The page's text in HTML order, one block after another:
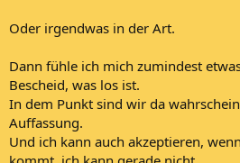
Oder irgendwas in der Art.
Dann fühle ich mich zumindest
Bescheid, was los ist.
In dem Punkt sind wir da
Auffassung.
Und ich kann auch akzeptieren,